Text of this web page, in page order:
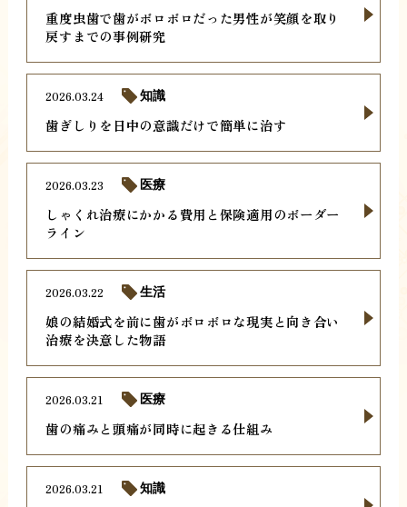
重度虫歯で歯がボロボロだった男性が笑顔を取り
戻すまでの事例研究
歯ぎしりを日中の意識だけで簡単に治す
2026.03.24 知識
しゃくれ治療にかかる費用と保険適用のボーダー
ライン
2026.03.23 医療
娘の結婚式を前に歯がボロボロな現実と向き合い
治療を決意した物語
2026.03.22 生活
歯の痛みと頭痛が同時に起きる仕組み
2026.03.21 医療
2026.03.21 知識